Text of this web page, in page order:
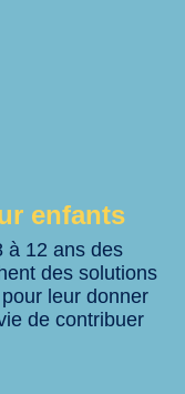
enfants
à 12 ans des
des solutions
leur donner
de contribuer